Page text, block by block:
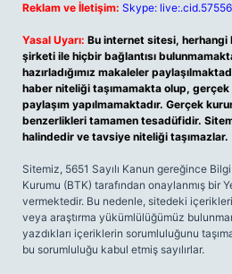
Reklam ve İletişim: Skype:
Yasal Uyarı: Bu internet sitesi, herhangi
şirketi ile hiçbir bağlantısı
hazırladığımız makaleler
haber niteliği taşımamakta olup,
paylaşım yapılmamaktadır. Gerçek
benzerlikleri tamamen tesadüfidir.
halindedir ve tavsiye niteliği taşımazlar.
Sitemiz, 5651 Sayılı Kanun gereğince
Kurumu (BTK) tarafından onaylanmış bir
vermektedir. Bu nedenle, sitedeki
veya araştırma yükümlülüğümüz
yazdıkları içeriklerin sorumluluğunu
bu sorumluluğu kabul etmiş sayılırlar.